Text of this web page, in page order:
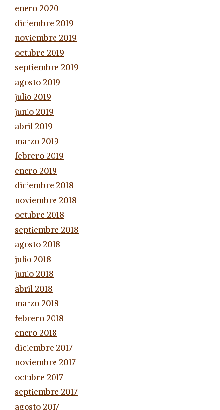
enero 2020
diciembre 2019
noviembre 2019
octubre 2019
septiembre 2019
agosto 2019
julio 2019
junio 2019
abril 2019
marzo 2019
febrero 2019
enero 2019
diciembre 2018
noviembre 2018
octubre 2018
septiembre 2018
agosto 2018
julio 2018
junio 2018
abril 2018
marzo 2018
febrero 2018
enero 2018
diciembre 2017
noviembre 2017
octubre 2017
septiembre 2017
agosto 2017